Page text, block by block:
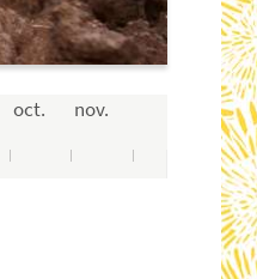
oct. nov.